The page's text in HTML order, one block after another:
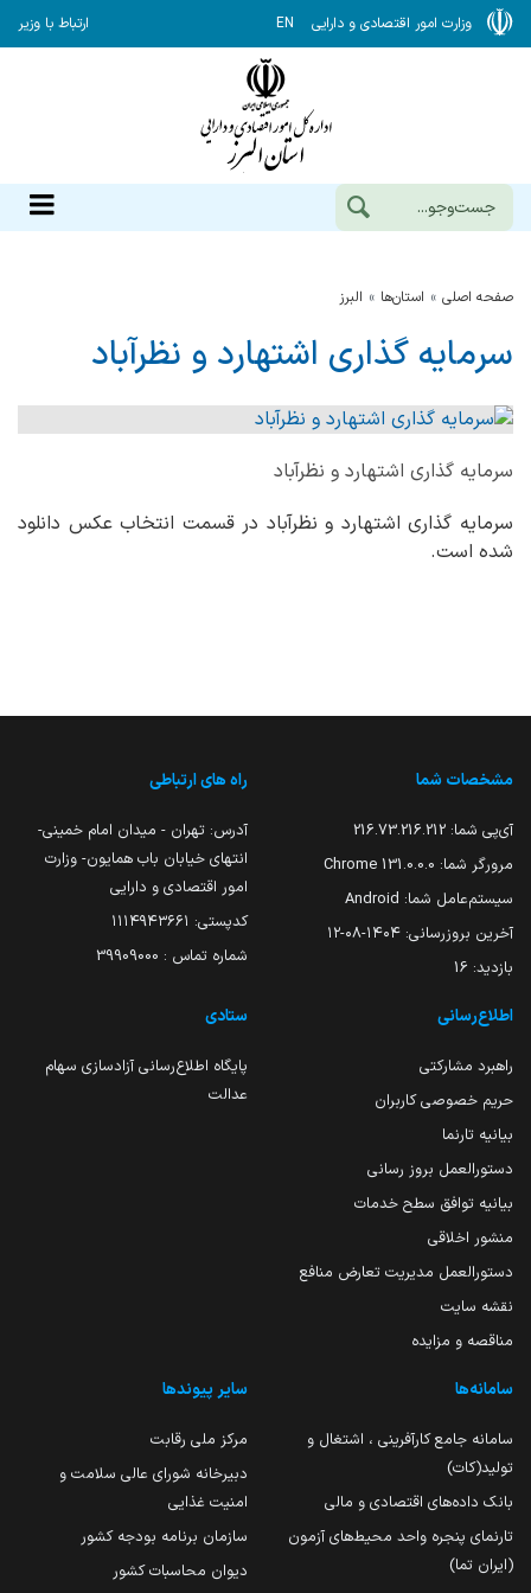
وزارت امور اقتصادی و دارایی EN ارتباط با وزیر
صفحه اصلی استان‌ها البرز
سرمایه گذاری اشتهارد و نظرآباد
سرمایه گذاری اشتهارد و نظرآباد
سرمایه گذاری اشتهارد و نظرآباد در قسمت انتخاب عکس دانلود
شده است.
مشخصات شما
آی‌پی شما: 216.73.216.212
مرورگر شما: 131.0.0.0 Chrome
سیستم‌عامل شما: Android
آخرین بروزرسانی: ۱۴۰۴-۰۸-۱۲
بازدید: 16
راه های ارتباطی
آدرس: تهران - میدان امام خمینی-
انتهای خیابان باب همایون- وزارت
امور اقتصادی و دارایی
کدپستی: ۱۱۱۴۹۴۳۶۶۱
شماره تماس : 39909000
اطلاع‌رسانی
راهبرد مشارکتی
حریم خصوصی کاربران
بیانیه تارنما
دستورالعمل بروز رسانی
بیانیه توافق سطح خدمات
منشور اخلاقی
دستورالعمل مدیریت تعارض منافع
نقشه سایت
مناقصه و مزایده
ستادی
پایگاه اطلاع‌رسانی آزادسازی سهام
عدالت
سامانه‌ها
سامانه جامع کارآفرینی ، اشتغال و
تولید(کات)
بانک داده‌های اقتصادی و مالی
تارنمای پنجره واحد محیط‌های آزمون
(ایران تما)
سایر پیوندها
مرکز ملی رقابت
دبیرخانه شورای عالی سلامت و
امنیت غذایی
سازمان برنامه بودجه کشور
دیوان محاسبات کشور